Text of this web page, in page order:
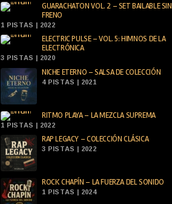
GUARACHATON VOL. 2 – SET BAILABLE SIN
FRENO
1 PISTAS | 2022
ELECTRIC PULSE – VOL. 5: HIMNOS DE LA
ELECTRÓNICA
3 PISTAS | 2020
NICHE ETERNO – SALSA DE COLECCIÓN
4 PISTAS | 2021
RITMO PLAYA – LA MEZCLA SUPREMA
1 PISTAS | 2022
RAP LEGACY – COLECCIÓN CLÁSICA
3 PISTAS | 2022
ROCK CHAPÍN – LA FUERZA DEL SONIDO
1 PISTAS | 2024